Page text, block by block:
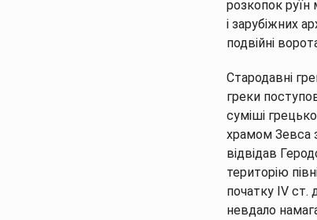
розкопок руїн
і зарубіжних
подвійні
Стародавні
греки
суміші
храмом Зевса
відвідав
територію
початку IV ст.
невдало